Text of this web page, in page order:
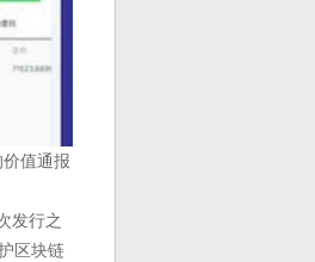
值通报
发行之
区块链